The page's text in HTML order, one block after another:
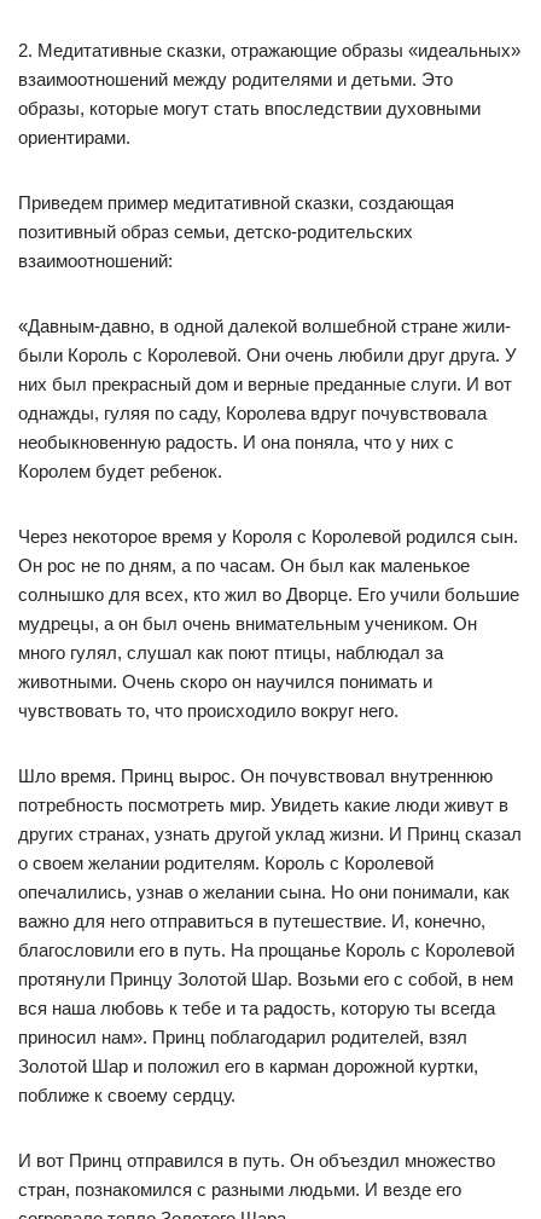
2. Медитативные сказки, отражающие образы «идеальных»
взаимоотношений между родителями и детьми. Это
образы, которые могут стать впоследствии духовными
ориентирами.
Приведем пример медитативной сказки, создающая
позитивный образ семьи, детско-родительских
взаимоотношений:
«Давным-давно, в одной далекой волшебной стране жили-
были Король с Королевой. Они очень любили друг друга. У
них был прекрасный дом и верные преданные слуги. И вот
однажды, гуляя по саду, Королева вдруг почувствовала
необыкновенную радость. И она поняла, что у них с
Королем будет ребенок.
Через некоторое время у Короля с Королевой родился сын.
Он рос не по дням, а по часам. Он был как маленькое
солнышко для всех, кто жил во Дворце. Его учили большие
мудрецы, а он был очень внимательным учеником. Он
много гулял, слушал как поют птицы, наблюдал за
животными. Очень скоро он научился понимать и
чувствовать то, что происходило вокруг него.
Шло время. Принц вырос. Он почувствовал внутреннюю
потребность посмотреть мир. Увидеть какие люди живут в
других странах, узнать другой уклад жизни. И Принц сказал
о своем желании родителям. Король с Королевой
опечалились, узнав о желании сына. Но они понимали, как
важно для него отправиться в путешествие. И, конечно,
благословили его в путь. На прощанье Король с Королевой
протянули Принцу Золотой Шар. Возьми его с собой, в нем
вся наша любовь к тебе и та радость, которую ты всегда
приносил нам». Принц поблагодарил родителей, взял
Золотой Шар и положил его в карман дорожной куртки,
поближе к своему сердцу.
И вот Принц отправился в путь. Он объездил множество
стран, познакомился с разными людьми. И везде его